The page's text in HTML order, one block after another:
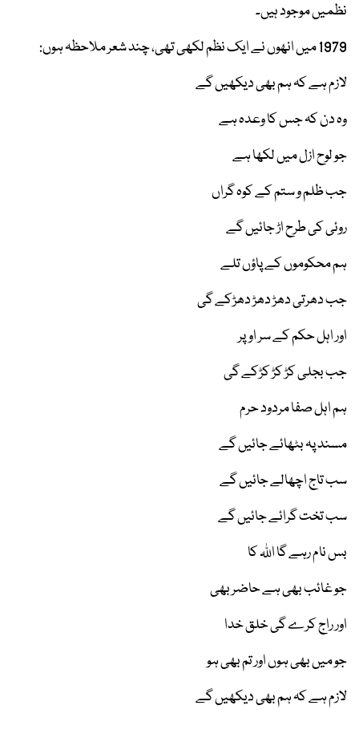
نظمیں موجود ہیں۔
1979 میں انھوں نے ایک نظم لکھی تھی، چند شعر ملاحظہ ہوں:
لازم ہے کہ ہم بھی دیکھیں گے
وہ دن کہ جس کا وعدہ ہے
جو لوح ازل میں لکھا ہے
جب ظلم و ستم کے کوہ گراں
روئی کی طرح اڑ جائیں گے
ہم محکوموں کے پاؤں تلے
جب دھرتی دھڑ دھڑ دھڑکے گی
اور اہل حکم کے سر اوپر
جب بجلی کڑ کڑ کڑکے گی
ہم اہل صفا مردود حرم
مسند پہ بٹھائے جائیں گے
سب تاج اچھالے جائیں گے
سب تخت گرائے جائیں گے
بس نام رہے گا اللہ کا
جو غائب بھی ہے حاضر بھی
اور راج کرے گی خلق خدا
جو میں بھی ہوں اور تم بھی ہو
لازم ہے کہ ہم بھی دیکھیں گے